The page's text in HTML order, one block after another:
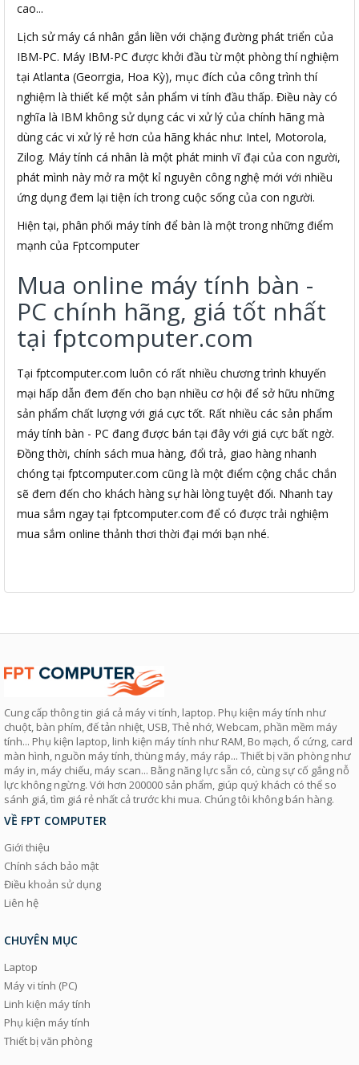
cao...
Lịch sử máy cá nhân gắn liền với chặng đường phát triển của
IBM-PC. Máy IBM-PC được khởi đầu từ một phòng thí nghiệm
tại Atlanta (Georrgia, Hoa Kỳ), mục đích của công trình thí
nghiệm là thiết kế một sản phẩm vi tính đầu thấp. Điều này có
nghĩa là IBM không sử dụng các vi xử lý của chính hãng mà
dùng các vi xử lý rẻ hơn của hãng khác như: Intel, Motorola,
Zilog. Máy tính cá nhân là một phát minh vĩ đại của con người,
phát mình này mở ra một kỉ nguyên công nghệ mới với nhiều
ứng dụng đem lại tiện ích trong cuộc sống của con người.
Hiện tại, phân phối máy tính để bàn là một trong những điểm
mạnh của Fptcomputer
Mua online máy tính bàn -
PC chính hãng, giá tốt nhất
tại fptcomputer.com
Tại fptcomputer.com luôn có rất nhiều chương trình khuyến
mại hấp dẫn đem đến cho bạn nhiều cơ hội để sở hữu những
sản phẩm chất lượng với giá cực tốt. Rất nhiều các sản phẩm
máy tính bàn - PC đang được bán tại đây với giá cực bất ngờ.
Đồng thời, chính sách mua hàng, đổi trả, giao hàng nhanh
chóng tại fptcomputer.com cũng là một điểm cộng chắc chắn
sẽ đem đến cho khách hàng sự hài lòng tuyệt đối. Nhanh tay
mua sắm ngay tại fptcomputer.com để có được trải nghiệm
mua sắm online thảnh thơi thời đại mới bạn nhé.
Cung cấp thông tin giá cả máy vi tính, laptop. Phụ kiện máy tính như
chuột, bàn phím, đế tản nhiệt, USB, Thẻ nhớ, Webcam, phần mềm máy
tính... Phụ kiện laptop, linh kiện máy tính như RAM, Bo mạch, ổ cứng, card
màn hình, nguồn máy tính, thùng máy, máy ráp... Thiết bị văn phòng như
máy in, máy chiếu, máy scan... Bằng năng lực sẵn có, cùng sự cố gắng nỗ
lực không ngừng. Với hơn 200000 sản phẩm, giúp quý khách có thể so
sánh giá, tìm giá rẻ nhất cả trước khi mua. Chúng tôi không bán hàng.
VỀ FPT COMPUTER
Giới thiệu
Chính sách bảo mật
Điều khoản sử dụng
Liên hệ
CHUYÊN MỤC
Laptop
Máy vi tính (PC)
Linh kiện máy tính
Phụ kiện máy tính
Thiết bị văn phòng